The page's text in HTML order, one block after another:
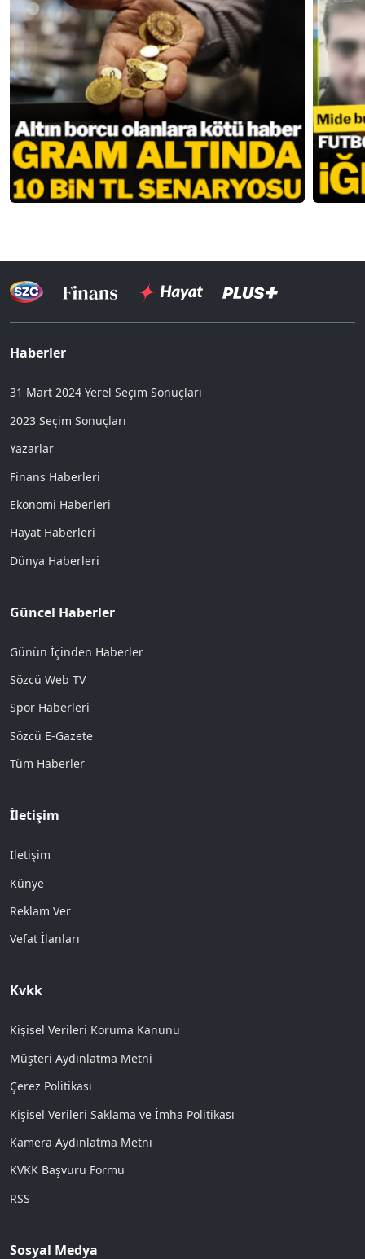
Haberler
31 Mart 2024 Yerel Seçim Sonuçları
2023 Seçim Sonuçları
Yazarlar
Finans Haberleri
Ekonomi Haberleri
Hayat Haberleri
Dünya Haberleri
Güncel Haberler
Günün İçinden Haberler
Sözcü Web TV
Spor Haberleri
Sözcü E-Gazete
Tüm Haberler
İletişim
İletişim
Künye
Reklam Ver
Vefat İlanları
Kvkk
Kişisel Verileri Koruma Kanunu
Müşteri Aydınlatma Metni
Çerez Politikası
Kişisel Verileri Saklama ve İmha Politikası
Kamera Aydınlatma Metni
KVKK Başvuru Formu
RSS
Sosyal Medya